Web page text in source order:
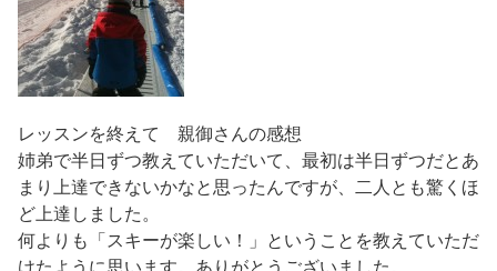
レッスンを終えて 親御さんの感想
姉弟で半日ずつ教えていただいて、最初は半日ずつだとあ
まり上達できないかなと思ったんですが、二人とも驚くほ
ど上達しました。
何よりも「スキーが楽しい！」ということを教えていただ
けたように思います。ありがとうございました。